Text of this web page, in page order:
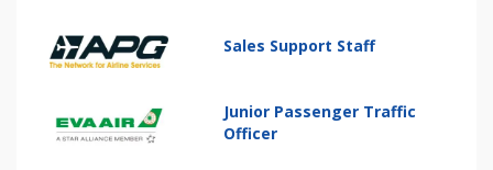
Sales Support Staff
Junior Passenger Traffic
Officer